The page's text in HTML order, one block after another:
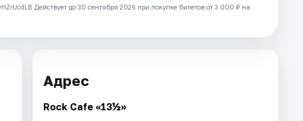
Действует до 30 сентября 2026 при покупке билетов от 3 000 ₽ на
Адрес
Rock Cafe «13½»